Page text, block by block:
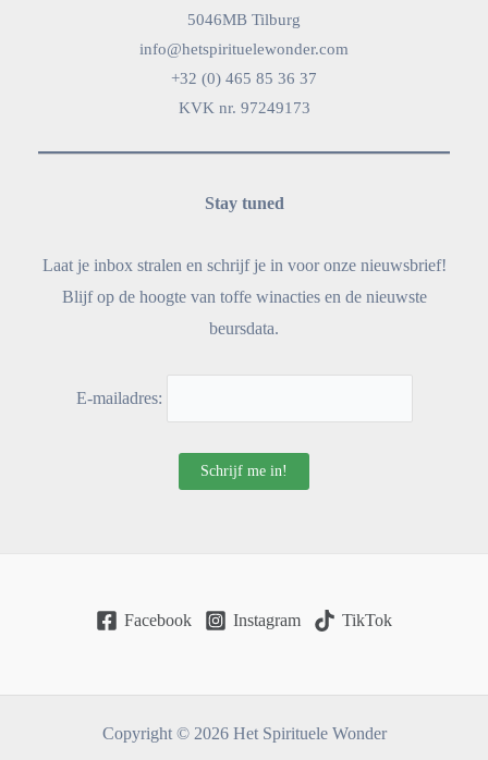
5046MB Tilburg
info@hetspirituelewonder.com
+32 (0) 465 85 36 37
KVK nr. 97249173
Stay tuned
Laat je inbox stralen en schrijf je in voor onze nieuwsbrief!
Blijf op de hoogte van toffe winacties en de nieuwste
beursdata.
E-mailadres:
Facebook Instagram TikTok
Copyright © 2026 Het Spirituele Wonder